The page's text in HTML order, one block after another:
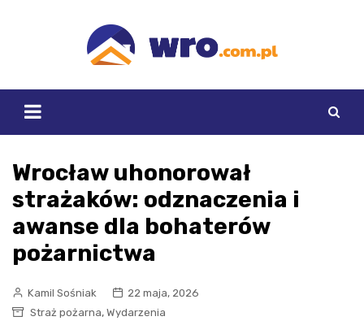
Wrocław uhonorował
strażaków: odznaczenia i
awanse dla bohaterów
pożarnictwa
Kamil Sośniak
22 maja, 2026
Straż pożarna, Wydarzenia